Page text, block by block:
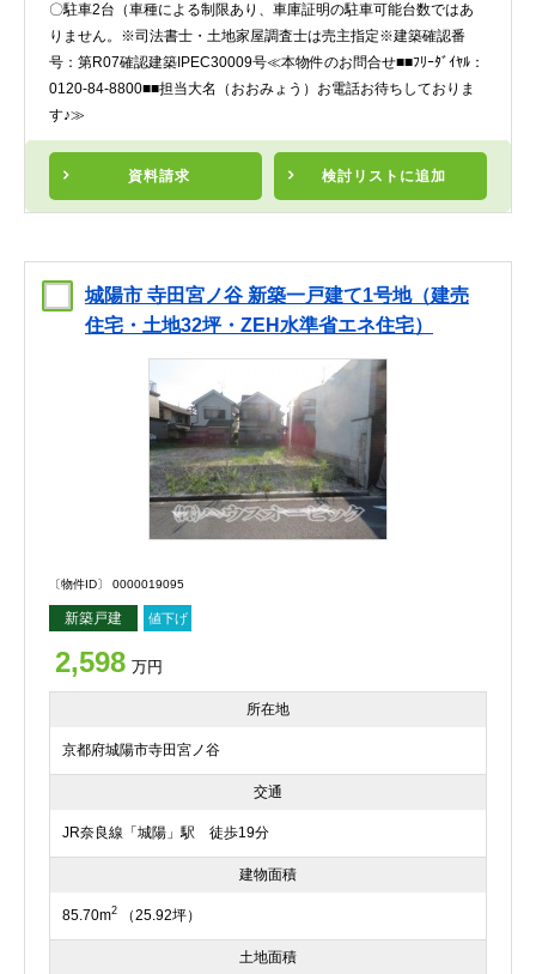
資料請求 検討リスト に追加
〇駐車2台（車種による制限あり、車庫証明の駐車可能台数ではあ
りません。※司法書士・土地家屋調査士は売主指定※建築確認番
号：第R07確認建築IPEC30009号≪本物件のお問合せ■■ﾌﾘｰﾀﾞｲﾔﾙ：
0120-84-8800■■担当大名（おおみょう）お電話お待ちしておりま
す♪≫
城陽市 寺田宮ノ谷 新築一戸建て1号地（建売
住宅・土地32坪・ZEH水準省エネ住宅）
〔物件ID〕 0000019095
新築戸建 値下げ
2,598 万円
所在地
京都府城陽市寺田宮ノ谷
交通
JR奈良線「城陽」駅 徒歩19分
建物面積
85.70m2 （25.92坪）
土地面積